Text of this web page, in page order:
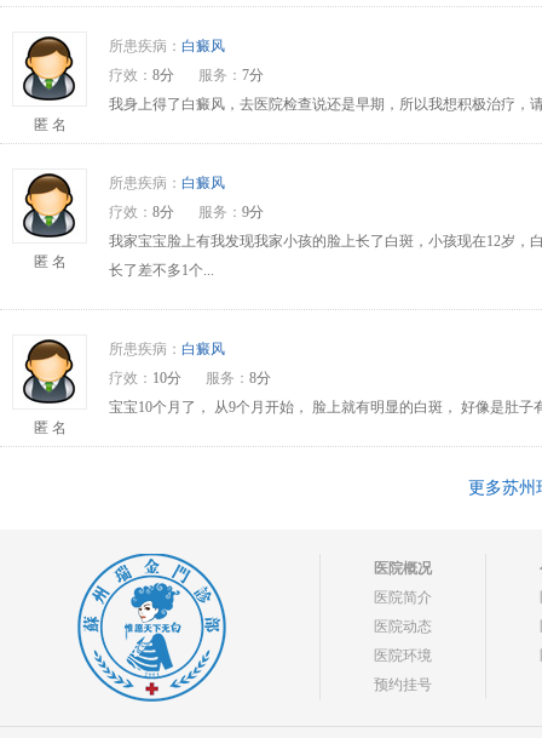
匿 名
所患疾病： 白癜风
疗效： 8分 服务： 7分
我身上得了白癜风，去医院检查说还是早期，所以我想积极治疗，
匿 名
所患疾病： 白癜风
疗效： 8分 服务： 9分
我家宝宝脸上有我发现我家小孩的脸上长了白斑，小孩现在12岁
长了差不多1个...
匿 名
所患疾病： 白癜风
疗效： 10分 服务： 8分
宝宝10个月了， 从9个月开始， 脸上就有明显的白斑， 好像是肚
更多苏州
医院概况
医院简介
医院动态
医院环境
预约挂号